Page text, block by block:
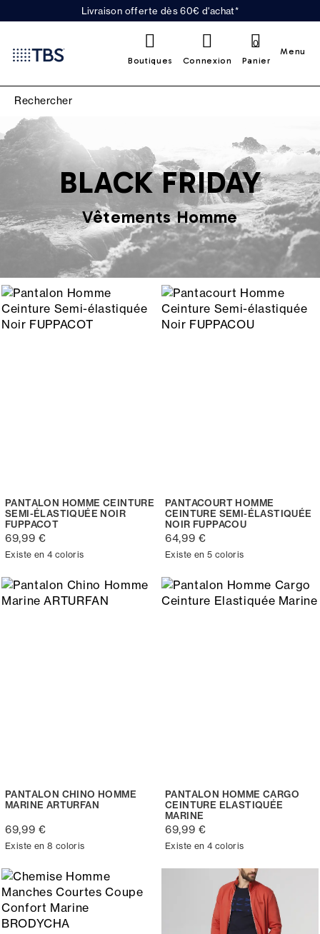
Livraison offerte dès 60€ d'achat*
Boutiques Connexion Panier
0
Menu
BLACK FRIDAY
Vêtements Homme
PANTALON HOMME CEINTURE
SEMI-ÉLASTIQUÉE NOIR
FUPPACOT
69,99 €
Existe en 4 coloris
PANTACOURT HOMME
CEINTURE SEMI-ÉLASTIQUÉE
NOIR FUPPACOU
64,99 €
Existe en 5 coloris
PANTALON CHINO HOMME
MARINE ARTURFAN
69,99 €
Existe en 8 coloris
PANTALON HOMME CARGO
CEINTURE ELASTIQUÉE
MARINE
69,99 €
Existe en 4 coloris